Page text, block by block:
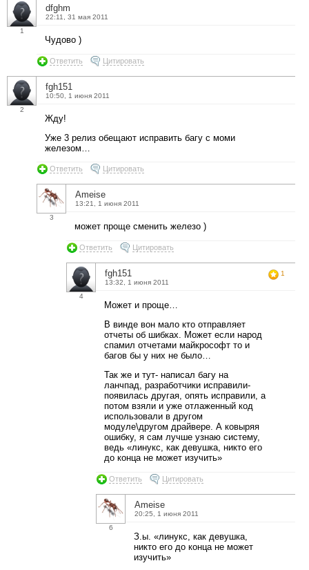
1
dfghm
22:11, 31 мая 2011
Чудово )
Ответить Цитировать
2
fgh151
10:50, 1 июня 2011
Жду!
Уже 3 релиз обещают исправить багу с моми
железом…
Ответить Цитировать
3
Ameise
13:21, 1 июня 2011
может проще сменить железо )
Ответить Цитировать
4
fgh151
13:32, 1 июня 2011
1
Может и проще…
В винде вон мало кто отправляет
отчеты об шибках. Может если народ
спамил отчетами майкрософт то и
багов бы у них не было…
Так же и тут- написал багу на
ланчпад, разработчики исправили-
появилась другая, опять исправили, а
потом взяли и уже отлаженный код
использовали в другом
модуле\другом драйвере. А ковыряя
ошибку, я сам лучше узнаю систему,
ведь «линукс, как девушка, никто его
до конца не может изучить»
Ответить Цитировать
6
Ameise
20:25, 1 июня 2011
З.ы. «линукс, как девушка,
никто его до конца не может
изучить»